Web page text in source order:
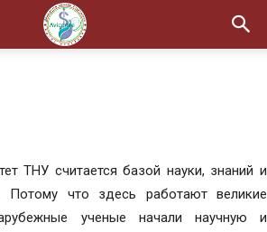
ТНУ считается базой науки, знаний и
Потому что здесь работают великие
ученые начали научную и